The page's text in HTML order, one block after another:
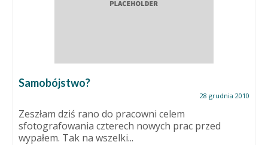
Samobójstwo?
28 grudnia 2010
Zeszłam dziś rano do pracowni celem
sfotografowania czterech nowych prac przed
wypałem. Tak na wszelki...